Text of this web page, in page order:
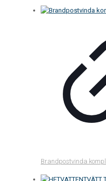
Brandpostvinda kompl.